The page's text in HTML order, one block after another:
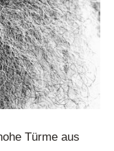
Türme aus